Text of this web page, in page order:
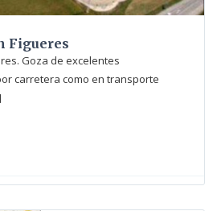
Figueres
Goza de excelentes
carretera como en transporte